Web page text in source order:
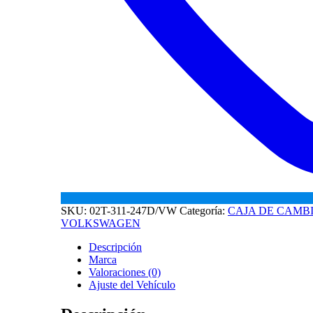
SKU: 02T-311-247D/VW Categoría: CAJA DE
VOLKSWAGEN
Descripción
Marca
Valoraciones (0)
Ajuste del Vehículo